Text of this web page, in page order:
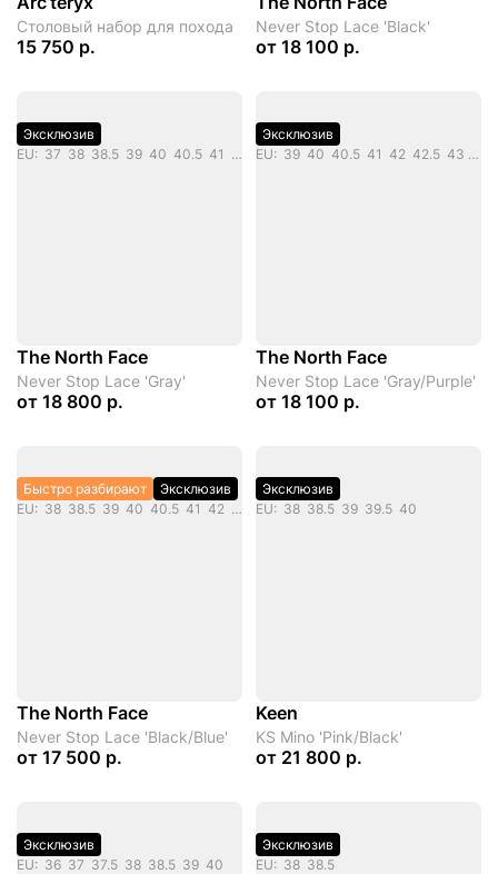
Столовый набор для похода
15 750 р.
Never Stop Lace 'Black'
от 18 100 р.
Эксклюзив
EU: 37 38 38.5 39 40 40.5 41 42 42.5 43 44 44.5 45
The North Face
Never Stop Lace 'Gray'
от 18 800 р.
Эксклюзив
EU: 39 40 40.5 41 42 42.5 43 44
The North Face
Never Stop Lace 'Gray/Purple'
от 18 100 р.
Быстро разбирают
Эксклюзив
EU: 38 38.5 39 40 40.5 41 42 42.5 43 44 44.5 45
The North Face
Never Stop Lace 'Black/Blue'
от 17 500 р.
Эксклюзив
EU: 38 38.5 39 39.5 40
Keen
KS Mino 'Pink/Black'
от 21 800 р.
Эксклюзив
EU: 36 37 37.5 38 38.5 39 40
Эксклюзив
EU: 38 38.5